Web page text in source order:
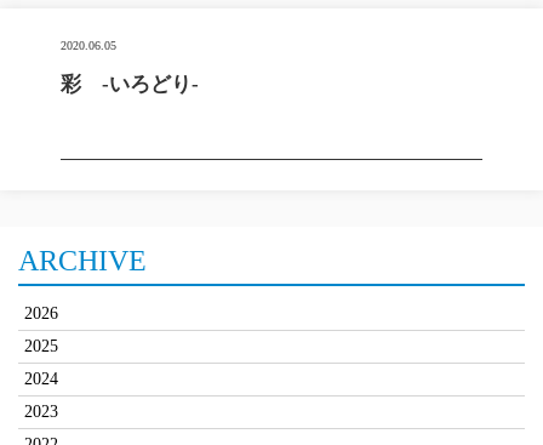
2020.06.05
彩 -いろどり-
ARCHIVE
2026
2025
2024
2023